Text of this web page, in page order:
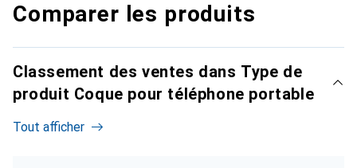
Comparer les produits
Classement des ventes dans Type de
produit Coque pour téléphone portable
Tout afficher